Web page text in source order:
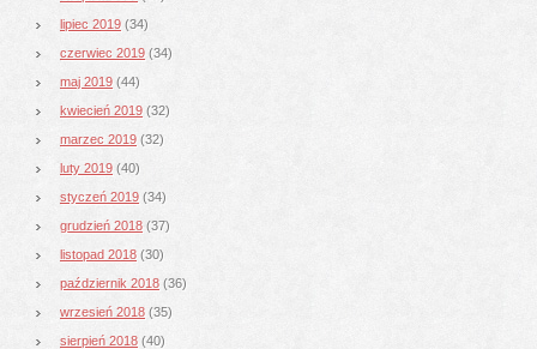
lipiec 2019 (34)
czerwiec 2019 (34)
maj 2019 (44)
kwiecień 2019 (32)
marzec 2019 (32)
luty 2019 (40)
styczeń 2019 (34)
grudzień 2018 (37)
listopad 2018 (30)
październik 2018 (36)
wrzesień 2018 (35)
sierpień 2018 (40)